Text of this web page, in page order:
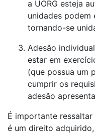
a UORG esteja
unidades podem
tornando-se
Adesão
estar em
(que possua um
cumprir os
adesão
É importante
é um direito